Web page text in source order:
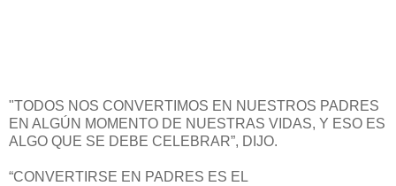
"TODOS NOS CONVERTIMOS EN NUESTROS PADRES
EN ALGÚN MOMENTO DE NUESTRAS VIDAS, Y ESO ES
ALGO QUE SE DEBE CELEBRAR”, DIJO.
“CONVERTIRSE EN PADRES ES EL